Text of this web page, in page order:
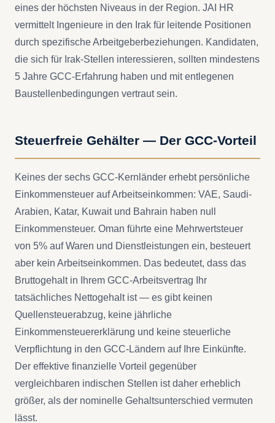
eines der höchsten Niveaus in der Region. JAI HR
vermittelt Ingenieure in den Irak für leitende Positionen
durch spezifische Arbeitgeberbeziehungen. Kandidaten,
die sich für Irak-Stellen interessieren, sollten mindestens
5 Jahre GCC-Erfahrung haben und mit entlegenen
Baustellenbedingungen vertraut sein.
Steuerfreie Gehälter — Der GCC-Vorteil
Keines der sechs GCC-Kernländer erhebt persönliche
Einkommensteuer auf Arbeitseinkommen: VAE, Saudi-
Arabien, Katar, Kuwait und Bahrain haben null
Einkommensteuer. Oman führte eine Mehrwertsteuer
von 5% auf Waren und Dienstleistungen ein, besteuert
aber kein Arbeitseinkommen. Das bedeutet, dass das
Bruttogehalt in Ihrem GCC-Arbeitsvertrag Ihr
tatsächliches Nettogehalt ist — es gibt keinen
Quellensteuerabzug, keine jährliche
Einkommensteuererklärung und keine steuerliche
Verpflichtung in den GCC-Ländern auf Ihre Einkünfte.
Der effektive finanzielle Vorteil gegenüber
vergleichbaren indischen Stellen ist daher erheblich
größer, als der nominelle Gehaltsunterschied vermuten
lässt.